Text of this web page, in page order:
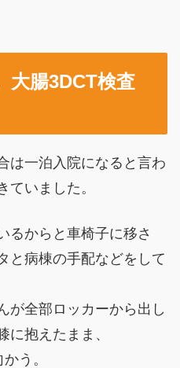
大腸3DCT検査
は一泊入院になると言わ
ていました。
るからと車椅子に移さ
と病棟の手配などをして
が全部ロッカーから出し
に抱えたまま、
う。